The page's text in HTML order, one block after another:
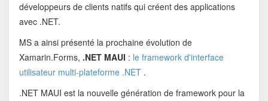
développeurs de clients natifs qui créent des applications
avec .NET.
MS a ainsi présenté la prochaine évolution de
Xamarin.Forms, .NET MAUI : le framework d'interface
utilisateur multi-plateforme .NET.
.NET MAUI est la nouvelle génération de framework pour la